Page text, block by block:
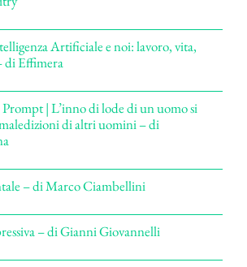
Artificiale e noi: lavoro, vita,
di Effimera
| L’inno di lode di un uomo si
di altri uomini – di
– di Marco Ciambellini
– di Gianni Giovannelli